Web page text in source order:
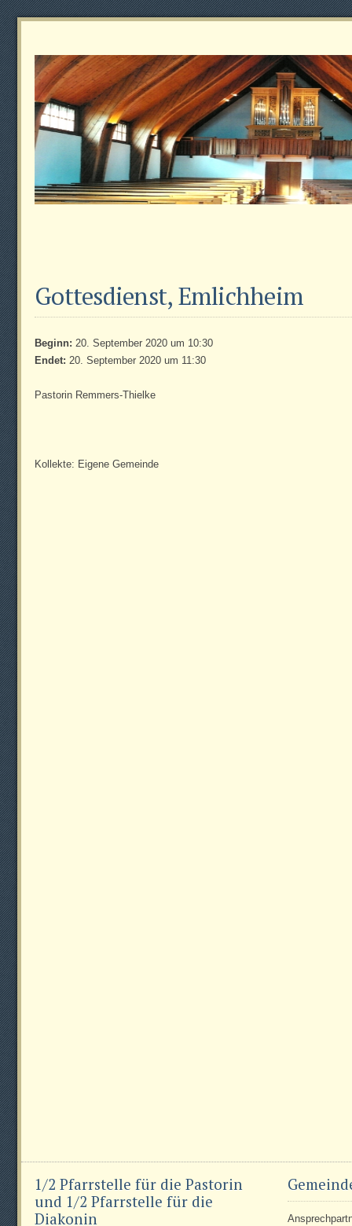
Gottesdienst, Emlichheim
Beginn: 20. September 2020 um 10:30
Endet: 20. September 2020 um 11:30
Pastorin Remmers-Thielke
Kollekte: Eigene Gemeinde
1/2 Pfarrstelle für die Pastorin
und 1/2 Pfarrstelle für die
Diakonin